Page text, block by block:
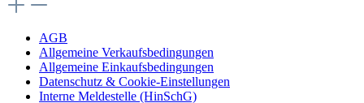
AGB
Allgemeine Verkaufsbedingungen
Allgemeine Einkaufsbedingungen
Datenschutz & Cookie-Einstellungen
Interne Meldestelle (HinSchG)